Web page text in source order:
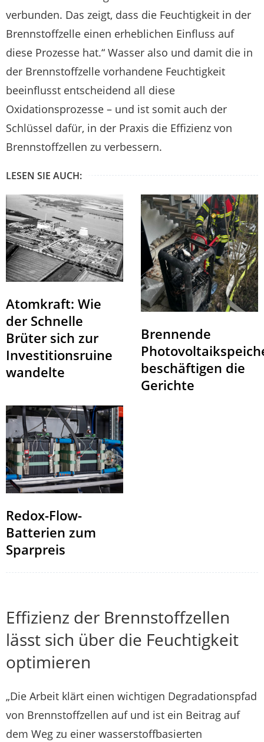
verbunden. Das zeigt, dass die Feuchtigkeit in der
Brennstoffzelle einen erheblichen Einfluss auf
diese Prozesse hat.“ Wasser also und damit die in
der Brennstoffzelle vorhandene Feuchtigkeit
beeinflusst entscheidend all diese
Oxidationsprozesse – und ist somit auch der
Schlüssel dafür, in der Praxis die Effizienz von
Brennstoffzellen zu verbessern.
LESEN SIE AUCH:
Atomkraft: Wie
der Schnelle
Brüter sich zur
Investitionsruine
wandelte
Brennende
beschäftigen die
Gerichte
Redox-Flow-
Batterien zum
Sparpreis
Effizienz der Brennstoffzellen
lässt sich über die Feuchtigkeit
optimieren
„Die Arbeit klärt einen wichtigen Degradationspfad
von Brennstoffzellen auf und ist ein Beitrag auf
dem Weg zu einer wasserstoffbasierten